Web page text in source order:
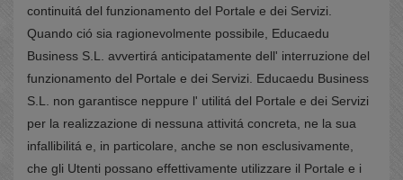
continuitá del funzionamento del Portale e dei Servizi.
Quando ció sia ragionevolmente possibile, Educaedu
Business S.L. avvertirá anticipatamente dell' interruzione del
funzionamento del Portale e dei Servizi. Educaedu Business
S.L. non garantisce neppure l' utilitá del Portale e dei Servizi
per la realizzazione di nessuna attivitá concreta, ne la sua
infallibilitá e, in particolare, anche se non esclusivamente,
che gli Utenti possano effettivamente utilizzare il Portale e i